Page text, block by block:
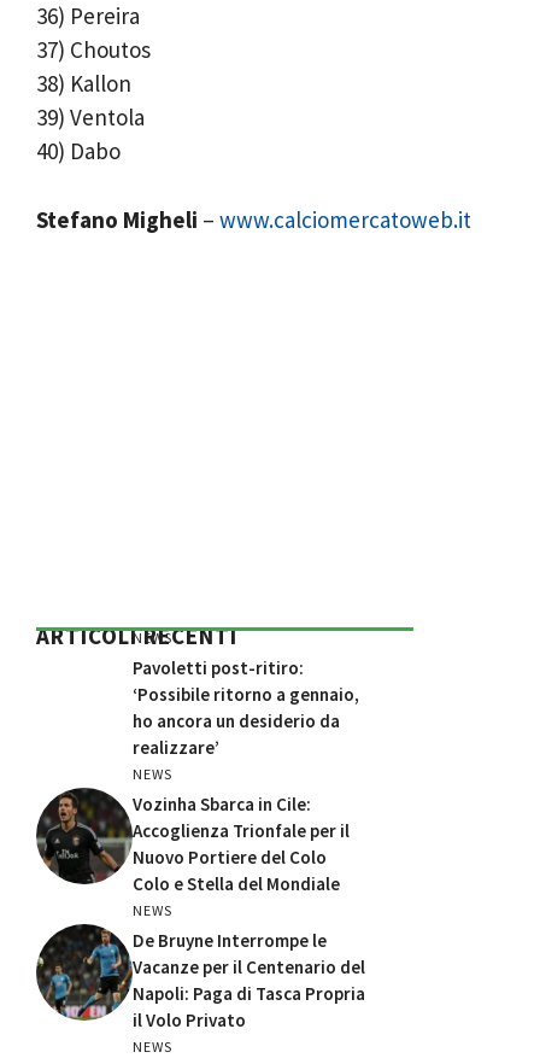
36) Pereira
37) Choutos
38) Kallon
39) Ventola
40) Dabo
Stefano Migheli – www.calciomercatoweb.it
ARTICOLI RECENTI
NEWS
Pavoletti post-ritiro:
‘Possibile ritorno a gennaio,
ho ancora un desiderio da
realizzare’
NEWS
Vozinha Sbarca in Cile:
Accoglienza Trionfale per il
Nuovo Portiere del Colo
Colo e Stella del Mondiale
NEWS
De Bruyne Interrompe le
Vacanze per il Centenario del
Napoli: Paga di Tasca Propria
il Volo Privato
NEWS